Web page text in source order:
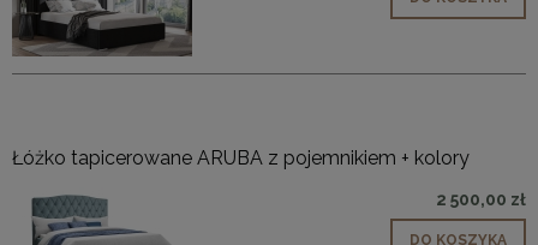
Łóżko tapicerowane ARUBA z pojemnikiem + kolory
2 500,00 zł
DO KOSZYKA